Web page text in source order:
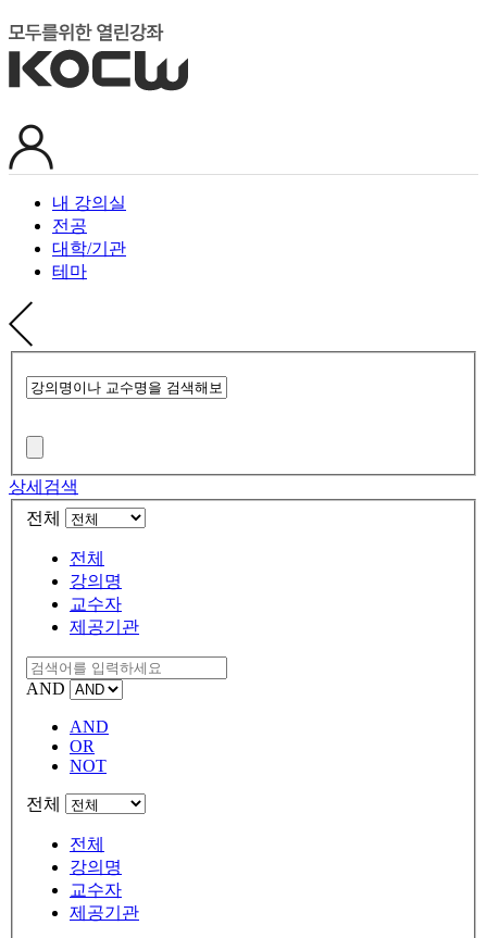
내 강의실
전공
대학/기관
테마
상세검색
전체
전체
강의명
교수자
제공기관
AND
AND
OR
NOT
전체
전체
강의명
교수자
제공기관